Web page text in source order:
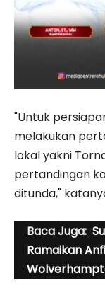
"Untuk
melakukan
lokal yakni
pertandingan
ditunda,"
Baca Juga:
Ramaikan